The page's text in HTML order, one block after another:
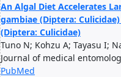
An Algal Diet Accelerates
gambiae (Diptera:
(Diptera: Culicidae)
Tuno N; Kohzu A; Tayasu I;
Journal of medical
PubMed